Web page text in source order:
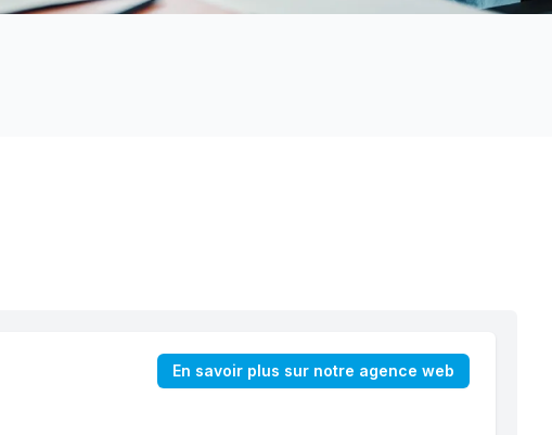
En savoir plus sur notre agence web